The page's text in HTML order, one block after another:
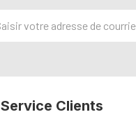
Service Clients